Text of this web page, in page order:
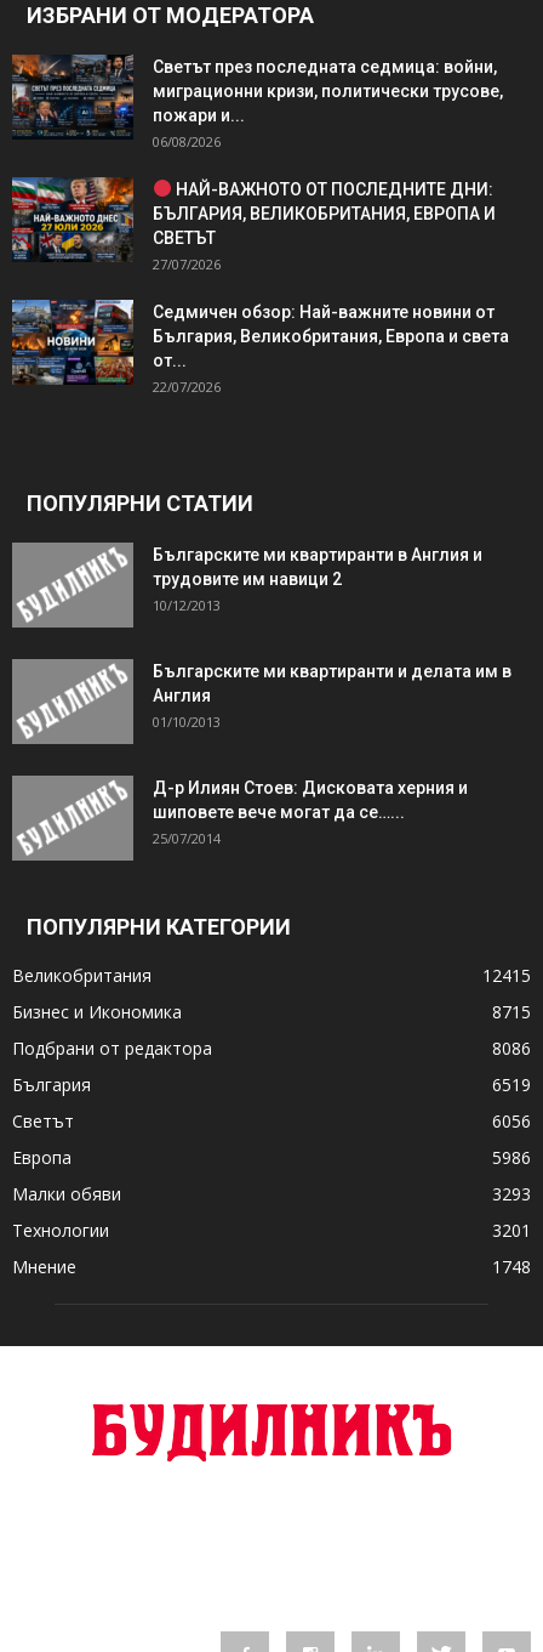
ИЗБРАНИ ОТ МОДЕРАТОРА
Светът през последната седмица: войни,
миграционни кризи, политически трусове,
пожари и...
06/08/2026
НАЙ-ВАЖНОТО ОТ ПОСЛЕДНИТЕ ДНИ:
БЪЛГАРИЯ, ВЕЛИКОБРИТАНИЯ, ЕВРОПА И
СВЕТЪТ
27/07/2026
Седмичен обзор: Най-важните новини от
България, Великобритания, Европа и света
от...
22/07/2026
ПОПУЛЯРНИ СТАТИИ
Българските ми квартиранти в Англия и
трудовите им навици 2
10/12/2013
Българските ми квартиранти и делата им в
Англия
01/10/2013
Д-р Илиян Стоев: Дисковата херния и
шиповете вече могат да се…...
25/07/2014
ПОПУЛЯРНИ КАТЕГОРИИ
Великобритания
12415
Бизнес и Икономика
8715
Подбрани от редактора
8086
България
6519
Светът
6056
Европа
5986
Малки обяви
3293
Технологии
3201
Мнение
1748